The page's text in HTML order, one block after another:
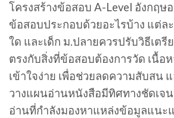
โครงสร้างข้อสอบ A-Level อังกฤษ
ข้อสอบประกอบด้วยอะไรบ้าง แต่ล
ใด และเด็ก ม.ปลายควรปรับวิธีเตรี
ตรงกับสิ่งที่ข้อสอบต้องการวัด เนื้อห
เข้าใจง่าย เพื่อช่วยลดความสับสน
วางแผนอ่านหนังสือมีทิศทางชัดเจ
อ่านที่กำลังมองหาแหล่งข้อมูลแนะ